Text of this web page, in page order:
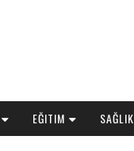
EĞITIM SAĞLIK